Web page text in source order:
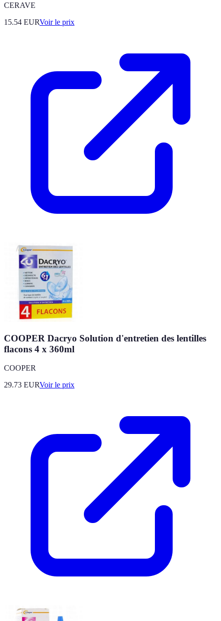
CERAVE
15.54 EURVoir le prix
COOPER Dacryo Solution d'entretien des lentilles
flacons 4 x 360ml
COOPER
29.73 EURVoir le prix